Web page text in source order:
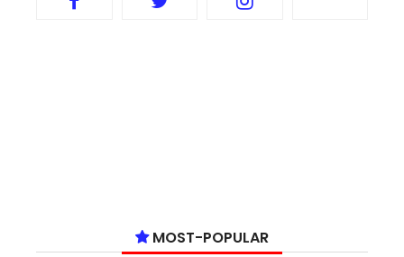
MOST-POPULAR